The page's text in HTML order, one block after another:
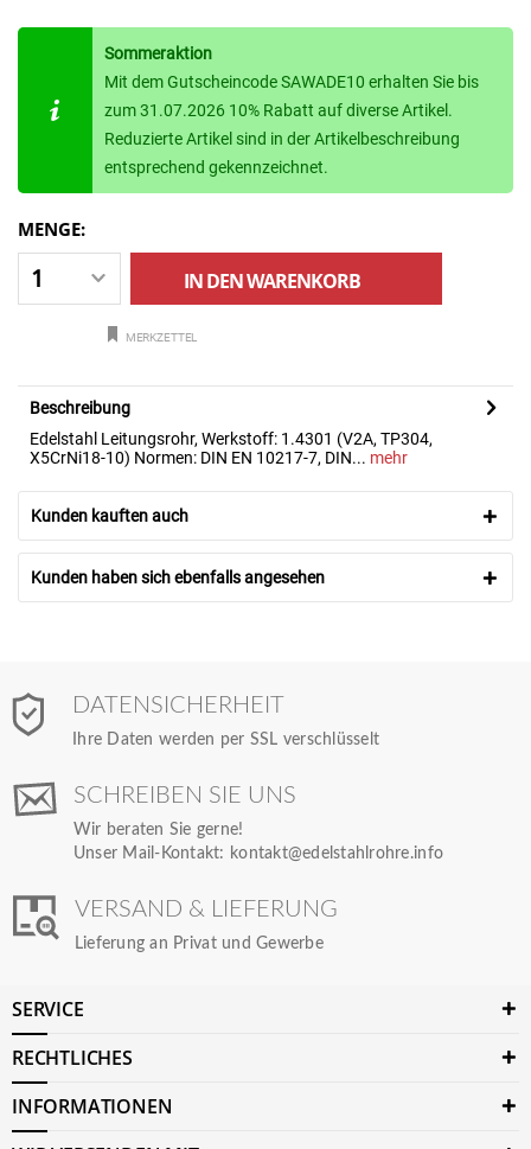
Sommeraktion
Mit dem Gutscheincode SAWADE10 erhalten Sie bis
zum 31.07.2026 10% Rabatt auf diverse Artikel.
Reduzierte Artikel sind in der Artikelbeschreibung
entsprechend gekennzeichnet.
MENGE:
IN DENWARENKORB
MERKZETTEL
Beschreibung
Edelstahl Leitungsrohr, Werkstoff: 1.4301 (V2A, TP304,
X5CrNi18-10) Normen: DIN EN 10217-7, DIN... mehr
Kunden kauften auch
Kunden haben sich ebenfalls angesehen
DATENSICHERHEIT
Ihre Daten werden per SSL verschlüsselt
SCHREIBEN SIE UNS
Wir beraten Sie gerne!
Unser Mail-Kontakt: kontakt@edelstahlrohre.info
VERSAND & LIEFERUNG
Lieferung an Privat und Gewerbe
SERVICE
RECHTLICHES
INFORMATIONEN